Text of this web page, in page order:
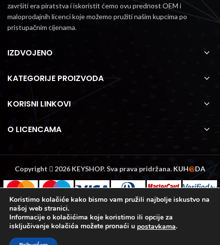
završiti era piratstva i iskoristit ćemo ovu prednost OEM i
maloprodajnih licenci koje možemo pružiti našim kupcima po
pristupačnim cijenama.
IZDVOJENO
KATEGORIJE PROIZVODA
KORISNI LINKOVI
O LICENCAMA
Copyright 2026 KEYSHOP. Sva prava pridržana. KUH@DA
Koristimo kolačiće kako bismo vam pružili najbolje iskustvo na
našoj web stranici.
Informacije o kolačićima koje koristimo ili opcije za
isključivanje kolačića možete pronaći u postavkama.